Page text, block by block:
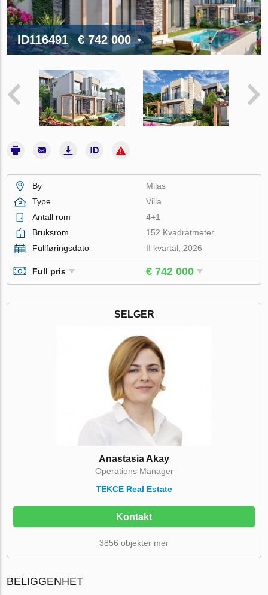
ID116491 € 742 000
By
Milas
Type
Villa
Antall rom
4+1
Bruksrom
152 Kvadratmeter
Fullføringsdato
II kvartal, 2026
Full pris € 742 000
SELGER
Anastasia Akay
Operations Manager
TEKCE Real Estate
Kontakt
3856 objekter mer
BELIGGENHET